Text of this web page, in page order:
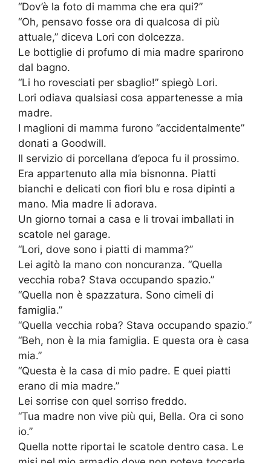
“Dov’è la foto di mamma che era qui?”
“Oh, pensavo fosse ora di qualcosa di più
attuale,” diceva Lori con dolcezza.
Le bottiglie di profumo di mia madre sparirono
dal bagno.
“Li ho rovesciati per sbaglio!” spiegò Lori.
Lori odiava qualsiasi cosa appartenesse a mia
madre.
I maglioni di mamma furono “accidentalmente”
donati a Goodwill.
Il servizio di porcellana d’epoca fu il prossimo.
Era appartenuto alla mia bisnonna. Piatti
bianchi e delicati con fiori blu e rosa dipinti a
mano. Mia madre li adorava.
Un giorno tornai a casa e li trovai imballati in
scatole nel garage.
“Lori, dove sono i piatti di mamma?”
Lei agitò la mano con noncuranza. “Quella
vecchia roba? Stava occupando spazio.”
“Quella non è spazzatura. Sono cimeli di
famiglia.”
“Quella vecchia roba? Stava occupando spazio.”
“Beh, non è la mia famiglia. E questa ora è casa
mia.”
“Questa è la casa di mio padre. E quei piatti
erano di mia madre.”
Lei sorrise con quel sorriso freddo.
“Tua madre non vive più qui, Bella. Ora ci sono
io.”
Quella notte riportai le scatole dentro casa. Le